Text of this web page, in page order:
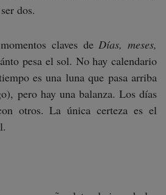
dos.
claves deDías, meses,
pesa el sol. No hay calendario
es una luna que pasa arriba
pero hay una balanza. Los días
otros. La única certeza es el